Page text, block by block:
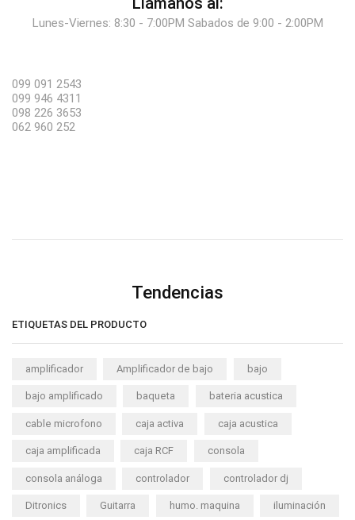
Lunes-Viernes: 8:30 - 7:00PM Sabados de 9:00 - 2:00PM
099 091 2543
099 946 4311
098 226 3653
062 960 252
Tendencias
ETIQUETAS DEL PRODUCTO
amplificador Amplificador de bajo bajo
bajo amplificado baqueta bateria acustica
cable microfono caja activa caja acustica
caja amplificada caja RCF consola
consola análoga controlador controlador dj
Ditronics Guitarra humo. maquina iluminación